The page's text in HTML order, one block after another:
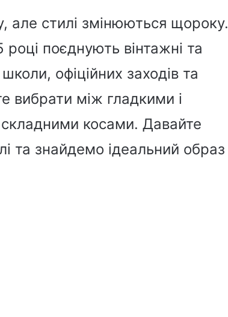
але стилі змінюються щороку.
поєднують вінтажні та
офіційних заходів та
вибрати між гладкими і
косами. Давайте
та знайдемо ідеальний образ